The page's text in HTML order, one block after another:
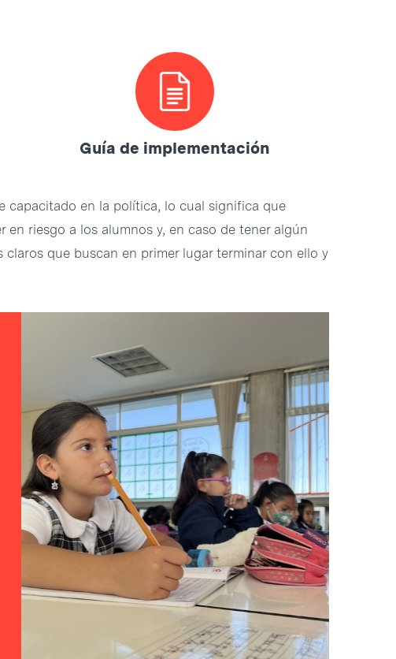
Guía de implementación
capacitado en la política, lo cual significa que
riesgo a los alumnos y, en caso de tener algún
que buscan en primer lugar terminar con ello y